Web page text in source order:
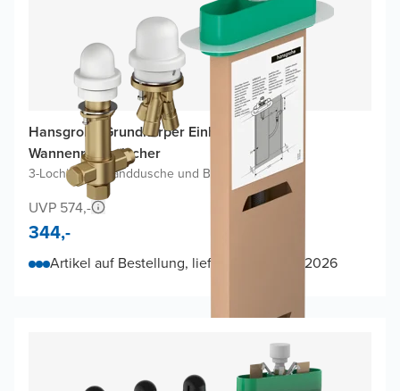
Hansgrohe Grundkörper Einhebel-
Wannenrandmischer
3-Loch|Ohne Handdusche und Brauseschlauch
UVP 574,-
344,-
Artikel auf Bestellung, lieferbar ab 15-09-2026